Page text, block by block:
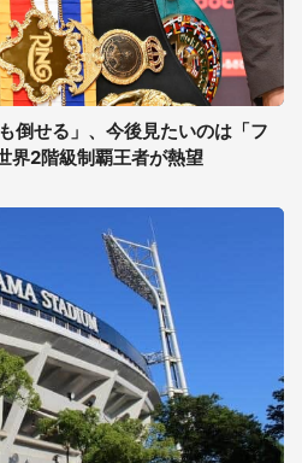
倒せる」、今後見たいのは「フ
界2階級制覇王者が熱望